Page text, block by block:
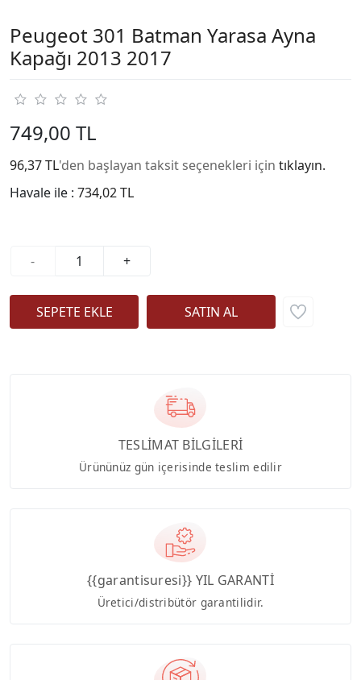
Peugeot 301 Batman Yarasa Ayna
Kapağı 2013 2017
749,00 TL
96,37 TL'den başlayan taksit seçenekleri için tıklayın.
Havale ile : 734,02 TL
- +
TESLİMAT BİLGİLERİ
Ürününüz gün içerisinde teslim edilir
{{garantisuresi}} YIL GARANTİ
Üretici/distribütör garantilidir.